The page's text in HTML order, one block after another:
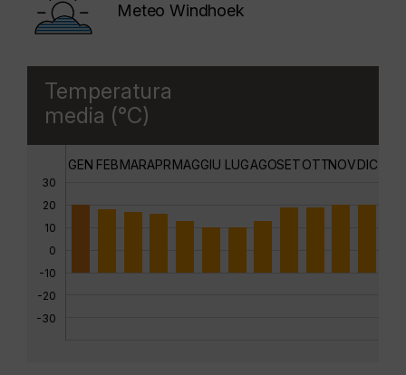
Meteo Windhoek
Temperatura
media (°C)
30
20
10
0
-10
-20
-30
GEN FEBMARAPRMAGGIU LUGAGOSETOTTNOVDIC